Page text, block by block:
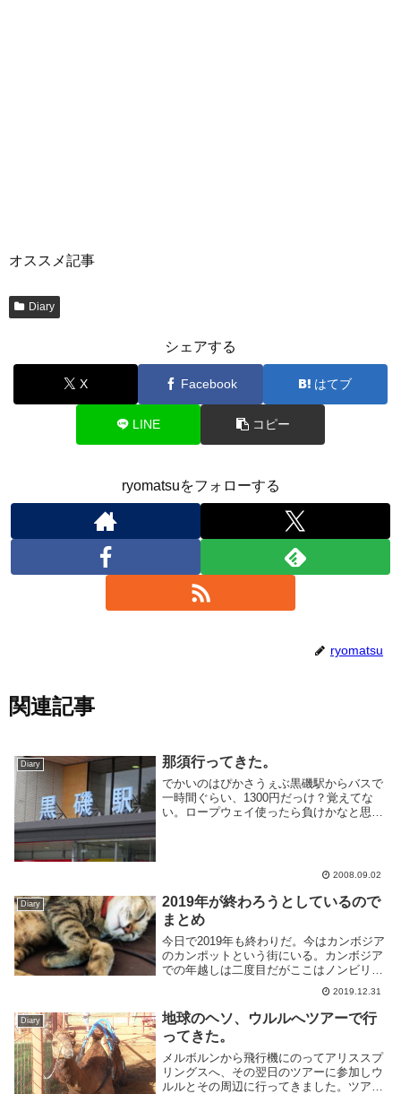
オススメ記事
Diary
シェアする
X Facebook はてブ
LINE コピー
ryomatsuをフォローする
ryomatsu
関連記事
Diary 那須行ってきた。
でかいのはぴかさうぇぶ黒磯駅からバスで
一時間ぐらい、1300円だっけ？覚えてな
い。ロープウェイ使ったら負けかなと思っ
2008.09.02
Diary
2019年が終わろうとしているので
まとめ
今日で2019年も終わりだ。今はカンボジア
のカンポットという街にいる。カンボジア
での年越しは二度目だがここはノンビリと
した田舎町といった感じで悪くない。今年
は以前から行きたかった中央アジアのカザ
フスタン・キルギス・ウズベキスタンに南
アジアの...
2019.12.31
Diary
地球のヘソ、ウルルへツアーで行
ってきた。
メルボルンから飛行機にのってアリススプ
リングスへ、その翌日のツアーに参加しウ
ルルとその周辺に行ってきました。ツアー